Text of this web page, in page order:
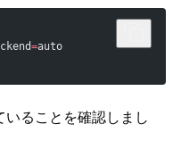
=auto
ることを確認しまし